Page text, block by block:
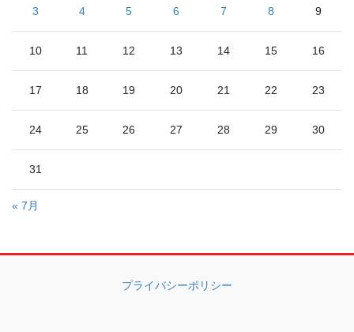
3 4 5 6 7 8 9
10 11 12 13 14 15 16
17 18 19 20 21 22 23
24 25 26 27 28 29 30
31
« 7月
プライバシーポリシー